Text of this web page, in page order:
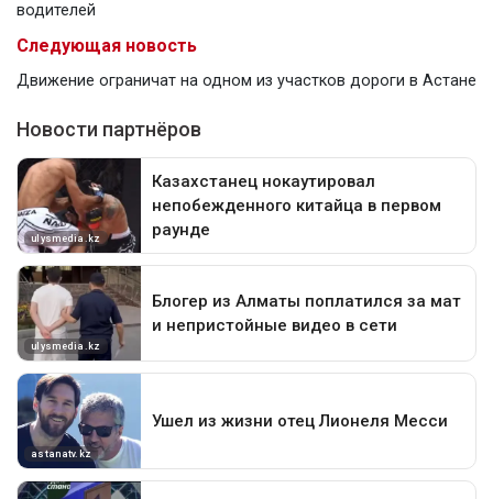
водителей
Следующая новость
Движение ограничат на одном из участков дороги в Астане